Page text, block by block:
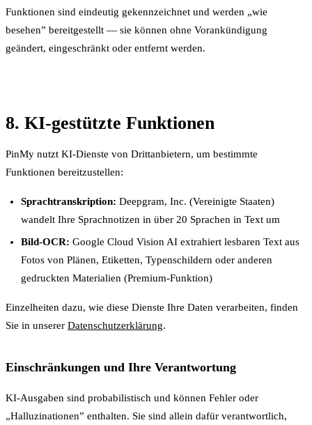
Funktionen sind eindeutig gekennzeichnet und werden „wie
besehen” bereitgestellt — sie können ohne Vorankündigung
geändert, eingeschränkt oder entfernt werden.
8. KI-gestützte Funktionen
PinMy nutzt KI-Dienste von Drittanbietern, um bestimmte
Funktionen bereitzustellen:
Sprachtranskription: Deepgram, Inc. (Vereinigte Staaten)
wandelt Ihre Sprachnotizen in über 20 Sprachen in Text um
Bild-OCR: Google Cloud Vision AI extrahiert lesbaren Text aus
Fotos von Plänen, Etiketten, Typenschildern oder anderen
gedruckten Materialien (Premium-Funktion)
Einzelheiten dazu, wie diese Dienste Ihre Daten verarbeiten, finden
Sie in unserer Datenschutzerklärung.
Einschränkungen und Ihre Verantwortung
KI-Ausgaben sind probabilistisch und können Fehler oder
„Halluzinationen” enthalten. Sie sind allein dafür verantwortlich,